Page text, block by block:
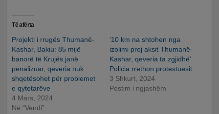
Të afërta
Projekti i rrugës Thumanë-
Kashar, Bakiu: 85 mijë
banorë të Krujës janë
penalizuar, qeveria nuk
shqetësohet për problemet
e qytetarëve
4 Mars, 2024
Në “Vendi”
’10 km na shtohen nga
izolimi prej aksit Thumanë-
Kashar, qeveria ta zgjidhë’.
Policia rrethon protestuesit
3 Shkurt, 2024
Postim i ngjashëm